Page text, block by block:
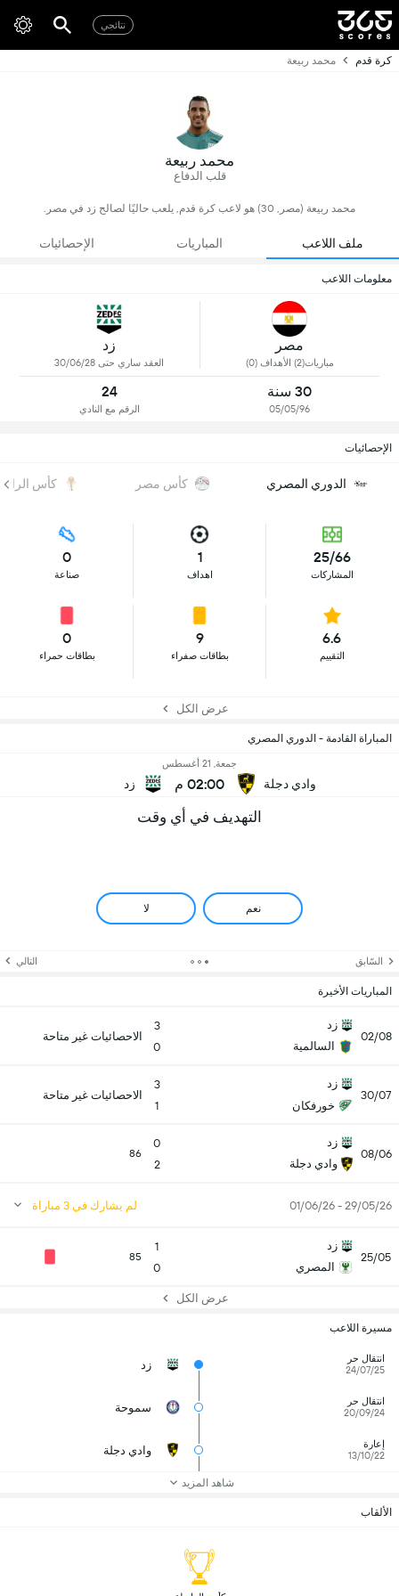
نتائجي
كرة قدم محمد ربيعة
محمد ربيعة
قلب الدفاع
محمد ربيعة (مصر, 30) هو لاعب كرة قدم, يلعب حاليًا لصالح زد في مصر.
ملف اللاعب المباريات الإحصائيات
معلومات اللاعب
مصر
مباريات(2) الأهداف (0)
زد
العقد ساري حتى 30/06/28
30 سنة
05/05/96
24
الرقم مع النادي
الإحصائيات
الدوري المصري كأس مصر كأس
25/66
المشاركات
1
اهداف
0
صناعة
6.6
التقييم
9
بطاقات صفراء
0
بطاقات حمراء
عرض الكل
المباراة القادمة - الدوري المصري
وادي دجلة
جمعة, 21 أغسطس
02:00 م زد
التهديف في أي وقت
نعم لا
السّابق التالي
المباريات الأخيرة
02/08
زد
السالمية
3
0
الاحصائيات غير متاحة
30/07
زد
خورفكان
3
1
الاحصائيات غير متاحة
08/06
زد
وادي دجلة
0
2
86
29/05/26 - 01/06/26 لم يشارك في 3 مباراة
25/05
زد
المصري
1
0
85
عرض الكل
مسيرة اللاعب
انتقال حر
24/07/25
زد
انتقال حر
20/09/24
سموحة
إعارة
13/10/22
وادي دجلة
شاهد المزيد
الألقاب